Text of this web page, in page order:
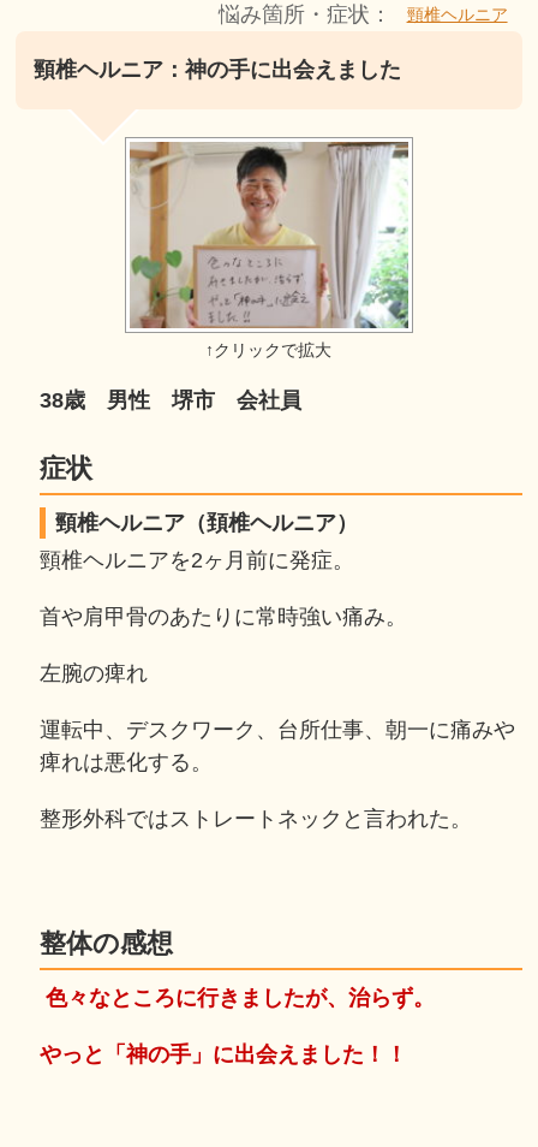
悩み箇所・症状： 頸椎ヘルニア
頸椎ヘルニア：神の手に出会えました
38歳 男性 堺市 会社員
症状
頸椎ヘルニア（頚椎ヘルニア）
頸椎ヘルニアを2ヶ月前に発症。
首や肩甲骨のあたりに常時強い痛み。
左腕の痺れ
運転中、デスクワーク、台所仕事、朝一に痛みや
痺れは悪化する。
整形外科ではストレートネックと言われた。
整体の感想
色々なところに行きましたが、治らず。
やっと「神の手」に出会えました！！